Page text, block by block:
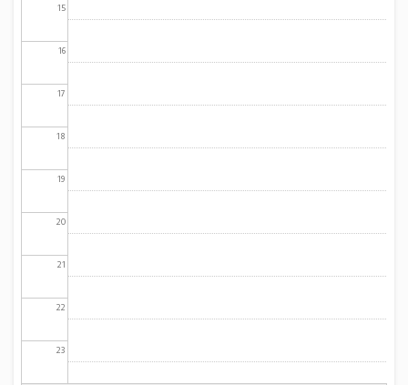
15
16
17
18
19
20
21
22
23